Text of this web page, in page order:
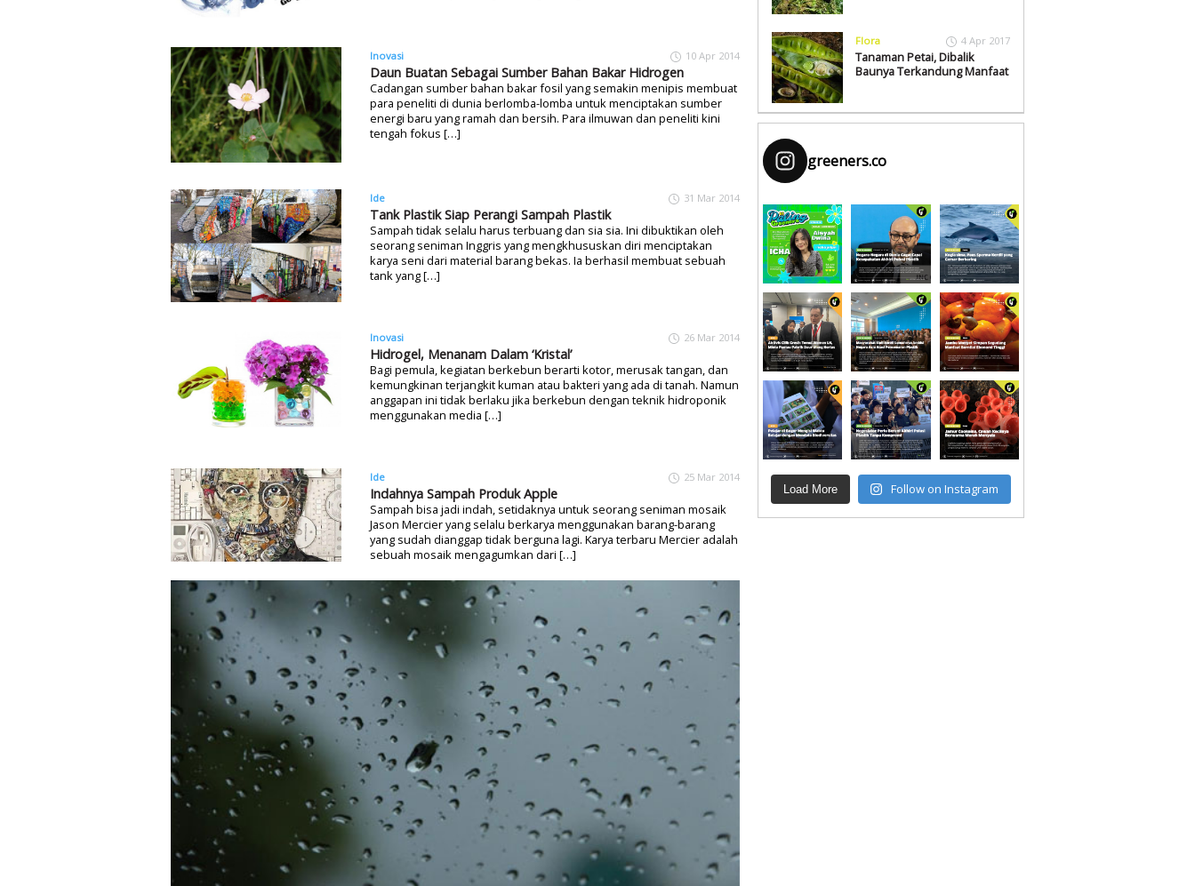
Inovasi 10 Apr 2014
Daun Buatan Sebagai Sumber Bahan Bakar Hidrogen
Cadangan sumber bahan bakar fosil yang semakin menipis membuat
para peneliti di dunia berlomba-lomba untuk menciptakan sumber
energi baru yang ramah dan bersih. Para ilmuwan dan peneliti kini
tengah fokus […]
Ide 31 Mar 2014
Tank Plastik Siap Perangi Sampah Plastik
Sampah tidak selalu harus terbuang dan sia sia. Ini dibuktikan oleh
seorang seniman Inggris yang mengkhususkan diri menciptakan
karya seni dari material barang bekas. Ia berhasil membuat sebuah
tank yang […]
Inovasi 26 Mar 2014
Hidrogel, Menanam Dalam ‘Kristal’
Bagi pemula, kegiatan berkebun berarti kotor, merusak tangan, dan
kemungkinan terjangkit kuman atau bakteri yang ada di tanah. Namun
anggapan ini tidak berlaku jika berkebun dengan teknik hidroponik
menggunakan media […]
Ide 25 Mar 2014
Indahnya Sampah Produk Apple
Sampah bisa jadi indah, setidaknya untuk seorang seniman mosaik
Jason Mercier yang selalu berkarya menggunakan barang-barang
yang sudah dianggap tidak berguna lagi. Karya terbaru Mercier adalah
sebuah mosaik mengagumkan dari […]
Flora 4 Apr 2017
Tanaman Petai, Dibalik
Baunya Terkandung Manfaat
greeners.co
Load More Follow on Instagram